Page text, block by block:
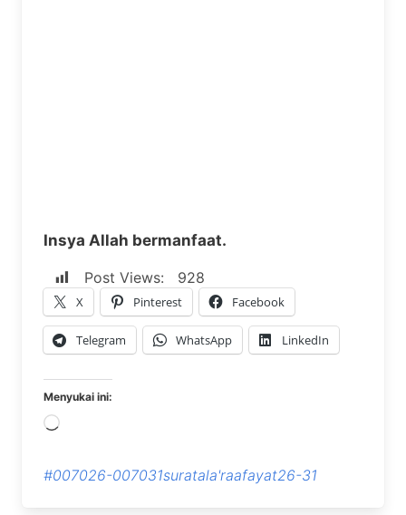
Insya Allah bermanfaat.
Post Views: 928
X Pinterest Facebook
Telegram WhatsApp LinkedIn
Menyukai ini:
Memuat...
#007026-007031suratala'raafayat26-31